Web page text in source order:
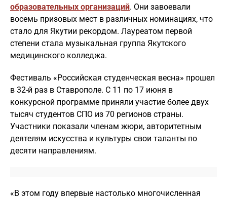
образовательных организаций. Они завоевали
восемь призовых мест в различных номинациях, что
стало для Якутии рекордом. Лауреатом первой
степени стала музыкальная группа Якутского
медицинского колледжа.
Фестиваль «Российская студенческая весна» прошел
в 32-й раз в Ставрополе. С 11 по 17 июня в
конкурсной программе приняли участие более двух
тысяч студентов СПО из 70 регионов страны.
Участники показали членам жюри, авторитетным
деятелям искусства и культуры свои таланты по
десяти направлениям.
«В этом году впервые настолько многочисленная